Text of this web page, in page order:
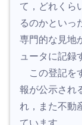
て，どれくら
るのかといっ
専門的な見地
ュータに記録
この登記を
報が公示され
れ，また不動
ています。